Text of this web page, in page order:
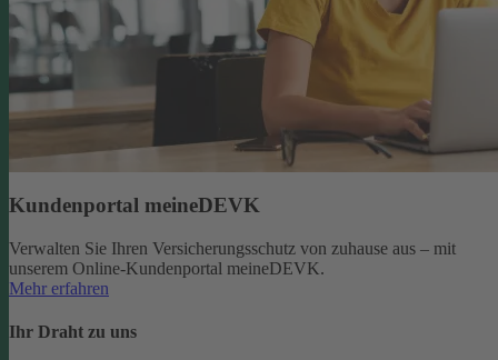
Kundenportal meineDEVK
Verwalten Sie Ihren Versicherungsschutz von zuhause aus – mit
unserem Online-Kundenportal meineDEVK.
Mehr erfahren
Ihr Draht zu uns